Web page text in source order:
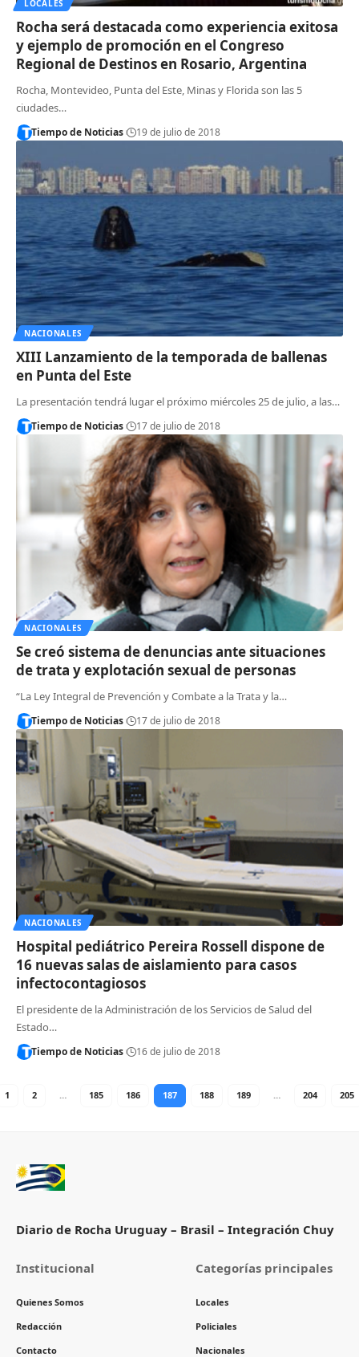
LOCALES
Rocha será destacada como experiencia exitosa
y ejemplo de promoción en el Congreso
Regional de Destinos en Rosario, Argentina
Rocha, Montevideo, Punta del Este, Minas y Florida son las 5
ciudades…
Tiempo de Noticias 19 de julio de 2018
NACIONALES
XIII Lanzamiento de la temporada de ballenas
en Punta del Este
La presentación tendrá lugar el próximo miércoles 25 de julio, a las…
Tiempo de Noticias 17 de julio de 2018
NACIONALES
Se creó sistema de denuncias ante situaciones
de trata y explotación sexual de personas
“La Ley Integral de Prevención y Combate a la Trata y la…
Tiempo de Noticias 17 de julio de 2018
NACIONALES
Hospital pediátrico Pereira Rossell dispone de
16 nuevas salas de aislamiento para casos
infectocontagiosos
El presidente de la Administración de los Servicios de Salud del
Estado…
Tiempo de Noticias 16 de julio de 2018
1 2 … 185 186 187 188 189 … 204 205
Diario de Rocha Uruguay – Brasil – Integración Chuy
Institucional
Quienes Somos
Redacción
Contacto
Categorías principales
Locales
Policiales
Nacionales